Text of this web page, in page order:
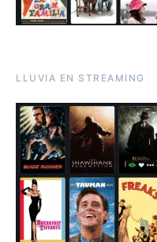
LLUVIA EN STREAMING